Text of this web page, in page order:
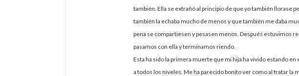
también. Ella se extrañó al principio de que yo también llorase
también la echaba mucho de menos y que también me daba
pena se compartiesen y pesasen menos. Después estuvimos
pasamos con ella y terminamos riendo.
Esta ha sido la primera muerte que mi hija ha vivido estando
a todos los niveles. Me ha parecido bonito ver como al tratar la